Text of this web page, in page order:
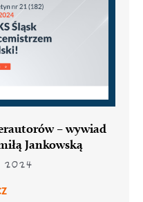
– wywiad
Jankowską
2024